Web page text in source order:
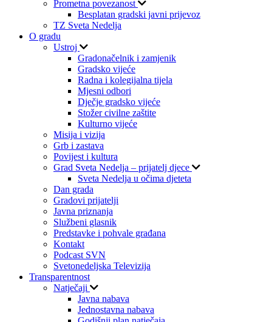
Prometna povezanost
Besplatan gradski javni prijevoz
TZ Sveta Nedelja
O gradu
Ustroj
Gradonačelnik i zamjenik
Gradsko vijeće
Radna i kolegijalna tijela
Mjesni odbori
Dječje gradsko vijeće
Stožer civilne zaštite
Kulturno vijeće
Misija i vizija
Grb i zastava
Povijest i kultura
Grad Sveta Nedelja – prijatelj djece
Sveta Nedelja u očima djeteta
Dan grada
Gradovi prijatelji
Javna priznanja
Službeni glasnik
Predstavke i pohvale građana
Kontakt
Podcast SVN
Svetonedeljska Televizija
Transparentnost
Natječaji
Javna nabava
Jednostavna nabava